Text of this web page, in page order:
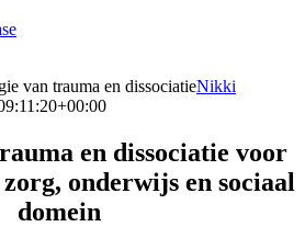
van trauma en dissociatieNikki
en dissociatie voor
onderwijs en sociaal
domein